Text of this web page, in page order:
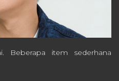
Beberapa item sederhana